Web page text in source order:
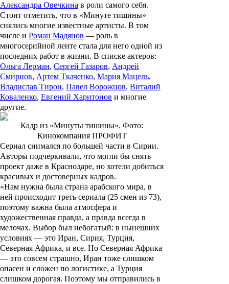
Александра Овечкина в роли самого себя.
Стоит отметить, что в «Минуте тишины»
снялись многие известные артисты. В том
числе и Роман Мадянов — роль в
многосерийной ленте стала для него одной из
последних работ в жизни. В списке актеров:
Ольга Лерман, Сергей Газаров, Андрей
Смирнов, Артем Ткаченко, Мария Мацель,
Владислав Тирон, Павел Ворожцов, Виталий
Коваленко, Евгений Харитонов и многие
другие.
Кадр из «Минуты тишины». Фото:
Кинокомпания ПРОФИТ
Сериал снимался по большей части в Сирии.
Авторы подчеркивали, что могли бы снять
проект даже в Краснодаре, но хотели добиться
красивых и достоверных кадров.
«Нам нужна была страна арабского мира, в
ней происходит треть сериала (25 смен из 73),
поэтому важна была атмосфера и
художественная правда, а правда всегда в
мелочах. Выбор был небогатый: в нынешних
условиях — это Иран, Сирия, Турция,
Северная Африка, и все. Но Северная Африка
— это совсем страшно, Иран тоже слишком
опасен и сложен по логистике, а Турция
слишком дорогая. Поэтому мы отправились в